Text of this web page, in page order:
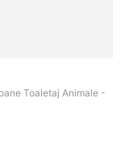
Toaletaj Animale -